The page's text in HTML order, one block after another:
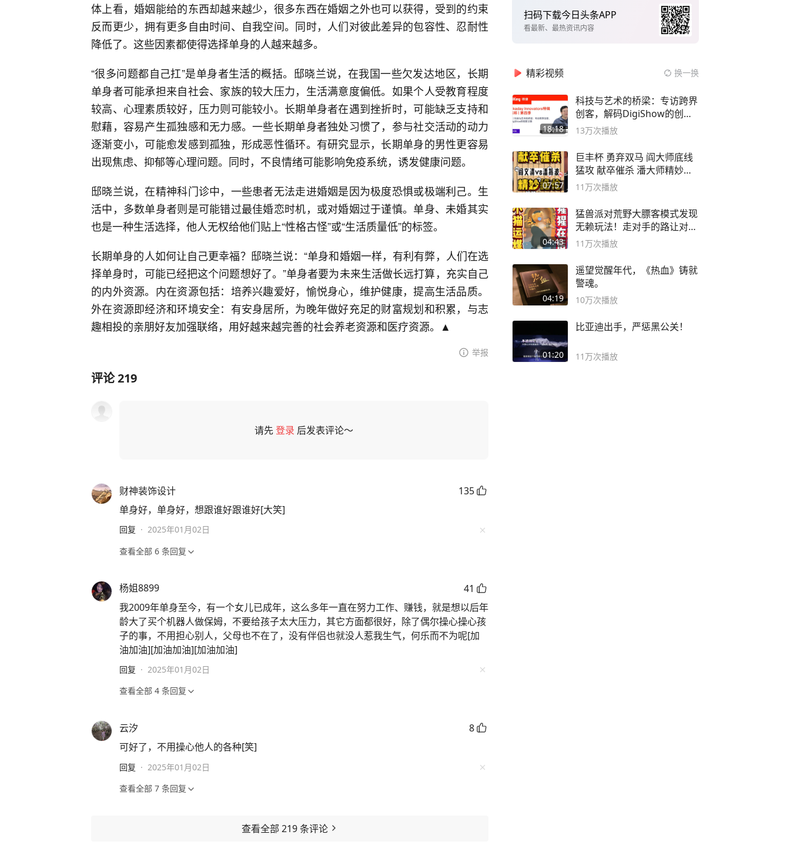
体上看，婚姻能给的东西却越来越少，很多东西在婚姻之外也可以获得，受到的约束
反而更少，拥有更多自由时间、自我空间。同时，人们对彼此差异的包容性、忍耐性
降低了。这些因素都使得选择单身的人越来越多。
“很多问题都自己扛”是单身者生活的概括。邸晓兰说，在我国一些欠发达地区，长期
单身者可能承担来自社会、家族的较大压力，生活满意度偏低。如果个人受教育程度
较高、心理素质较好，压力则可能较小。长期单身者在遇到挫折时，可能缺乏支持和
慰藉，容易产生孤独感和无力感。一些长期单身者独处习惯了，参与社交活动的动力
逐渐变小，可能愈发感到孤独，形成恶性循环。有研究显示，长期单身的男性更容易
出现焦虑、抑郁等心理问题。同时，不良情绪可能影响免疫系统，诱发健康问题。
邸晓兰说，在精神科门诊中，一些患者无法走进婚姻是因为极度恐惧或极端利己。生
活中，多数单身者则是可能错过最佳婚恋时机，或对婚姻过于谨慎。单身、未婚其实
也是一种生活选择，他人无权给他们贴上“性格古怪”或“生活质量低”的标签。
长期单身的人如何让自己更幸福？邸晓兰说：“单身和婚姻一样，有利有弊，人们在选
择单身时，可能已经把这个问题想好了。”单身者要为未来生活做长远打算，充实自己
的内外资源。内在资源包括：培养兴趣爱好，愉悦身心，维护健康，提高生活品质。
外在资源即经济和环境安全：有安身居所，为晚年做好充足的财富规划和积累，与志
趣相投的亲朋好友加强联络，用好越来越完善的社会养老资源和医疗资源。▲
举报
评论219
请先登录 后发表评论～
财神装饰设计
135
单身好，单身好，想跟谁好跟谁好[大笑]
回复 · 2025年01月02日
查看全部 6 条回复
杨姐8899
41
我2009年单身至今，有一个女儿已成年，这么多年一直在努力工作、赚钱，就是想以后年
龄大了买个机器人做保姆，不要给孩子太大压力，其它方面都很好，除了偶尔操心操心孩
子的事，不用担心别人，父母也不在了，没有伴侣也就没人惹我生气，何乐而不为呢[加
油加油][加油加油][加油加油]
回复 · 2025年01月02日
查看全部 4 条回复
云汐
8
可好了，不用操心他人的各种[笑]
回复 · 2025年01月02日
查看全部 7 条回复
查看全部 219条评论
扫码下载今日头条APP
看最新、最热资讯内容
精彩视频 换一换
18:18
科技与艺术的桥梁：专访跨界
创客，解码DigiShow的创新
之路
13万次播放
07:57
巨丰杯 勇弃双马 阎大师底线
猛攻 献卒催杀 潘大师精妙入
局
11万次播放
04:43
猛兽派对荒野大膘客模式发现
无赖玩法！走对手的路让对手
无路可走
11万次播放
04:19
遥望觉醒年代，《热血》铸就
警魂。
10万次播放
01:20
比亚迪出手，严惩黑公关！
11万次播放